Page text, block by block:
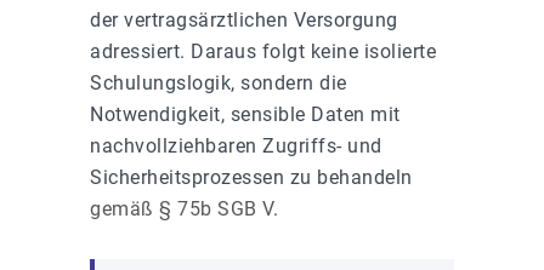
der vertragsärztlichen Versorgung
adressiert. Daraus folgt keine isolierte
Schulungslogik, sondern die
Notwendigkeit, sensible Daten mit
nachvollziehbaren Zugriffs- und
Sicherheitsprozessen zu behandeln
gemäß § 75b SGB V.